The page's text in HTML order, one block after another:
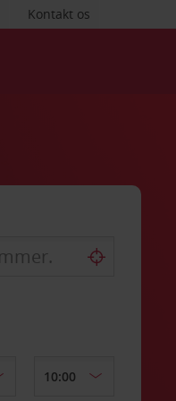
Kontakt os